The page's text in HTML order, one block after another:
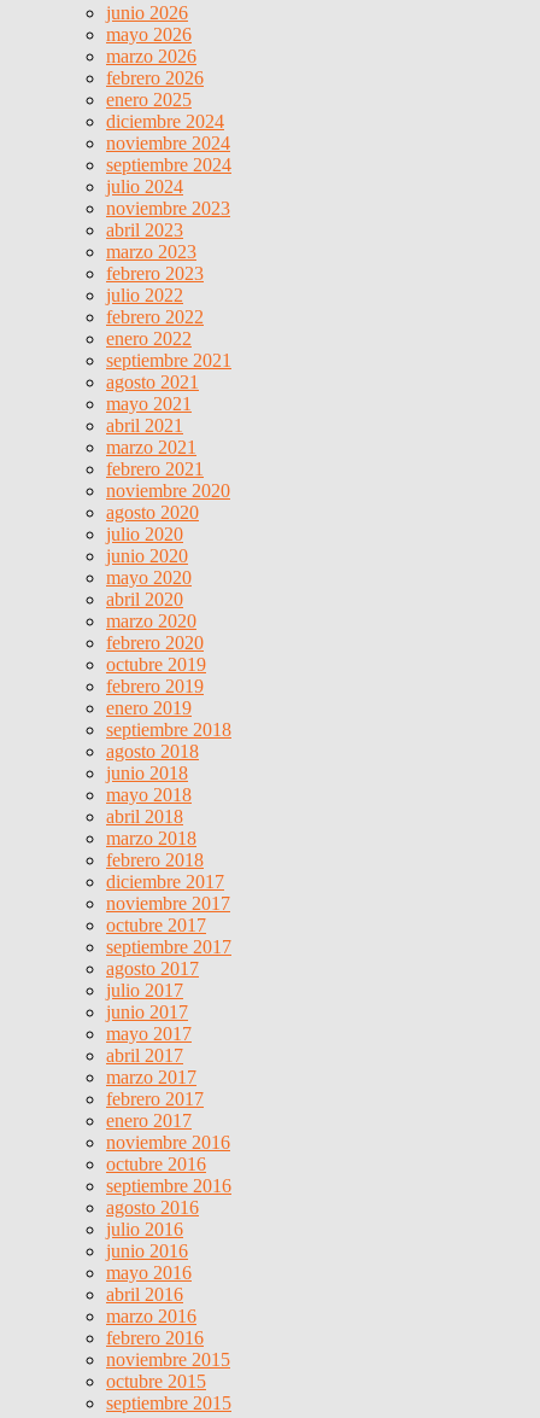
junio 2026
mayo 2026
marzo 2026
febrero 2026
enero 2025
diciembre 2024
noviembre 2024
septiembre 2024
julio 2024
noviembre 2023
abril 2023
marzo 2023
febrero 2023
julio 2022
febrero 2022
enero 2022
septiembre 2021
agosto 2021
mayo 2021
abril 2021
marzo 2021
febrero 2021
noviembre 2020
agosto 2020
julio 2020
junio 2020
mayo 2020
abril 2020
marzo 2020
febrero 2020
octubre 2019
febrero 2019
enero 2019
septiembre 2018
agosto 2018
junio 2018
mayo 2018
abril 2018
marzo 2018
febrero 2018
diciembre 2017
noviembre 2017
octubre 2017
septiembre 2017
agosto 2017
julio 2017
junio 2017
mayo 2017
abril 2017
marzo 2017
febrero 2017
enero 2017
noviembre 2016
octubre 2016
septiembre 2016
agosto 2016
julio 2016
junio 2016
mayo 2016
abril 2016
marzo 2016
febrero 2016
noviembre 2015
octubre 2015
septiembre 2015